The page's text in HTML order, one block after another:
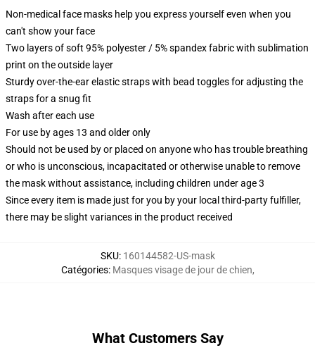
Non-medical face masks help you express yourself even when you
can't show your face
Two layers of soft 95% polyester / 5% spandex fabric with sublimation
print on the outside layer
Sturdy over-the-ear elastic straps with bead toggles for adjusting the
straps for a snug fit
Wash after each use
For use by ages 13 and older only
Should not be used by or placed on anyone who has trouble breathing
or who is unconscious, incapacitated or otherwise unable to remove
the mask without assistance, including children under age 3
Since every item is made just for you by your local third-party fulfiller,
there may be slight variances in the product received
SKU: 160144582-US-mask
Catégories: Masques visage de jour de chien,
What Customers Say